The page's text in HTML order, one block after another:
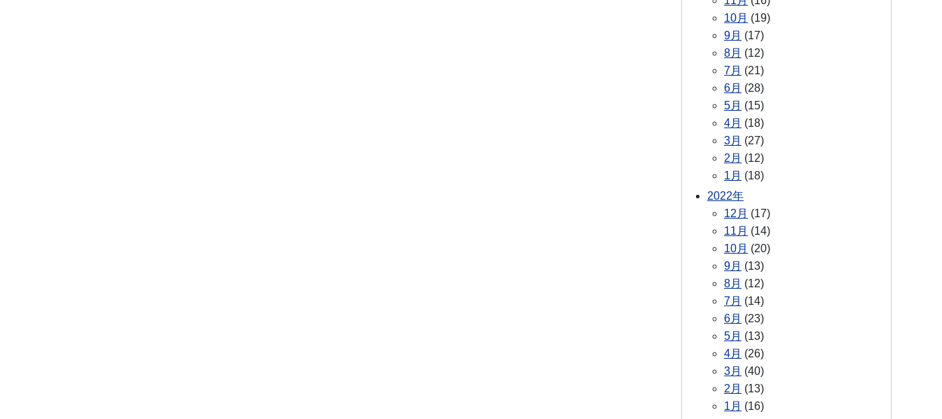
10月 (19)
9月 (17)
8月 (12)
7月 (21)
6月 (28)
5月 (15)
4月 (18)
3月 (27)
2月 (12)
1月 (18)
2022年
12月 (17)
11月 (14)
10月 (20)
9月 (13)
8月 (12)
7月 (14)
6月 (23)
5月 (13)
4月 (26)
3月 (40)
2月 (13)
1月 (16)